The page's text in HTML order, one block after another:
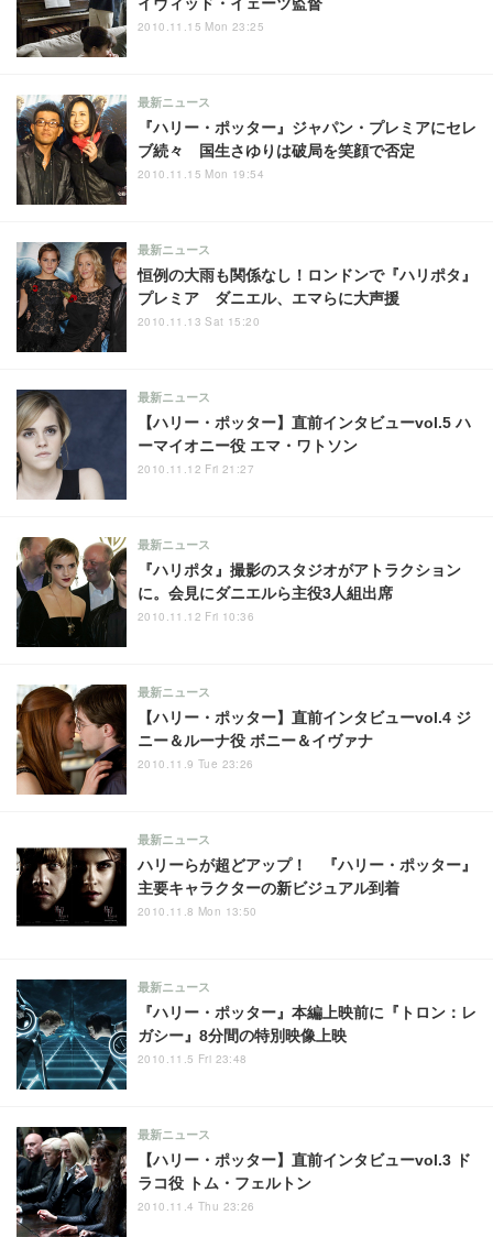
イヴィッド・イェーツ監督
2010.11.15 Mon 23:25
『ハリー・ポッター』ジャパン・プレミアにセレ
ブ続々 国生さゆりは破局を笑顔で否定
最新ニュース
2010.11.15 Mon 19:54
恒例の大雨も関係なし！ロンドンで『ハリポタ』
プレミア ダニエル、エマらに大声援
最新ニュース
2010.11.13 Sat 15:20
【ハリー・ポッター】直前インタビューvol.5 ハ
ーマイオニー役 エマ・ワトソン
最新ニュース
2010.11.12 Fri 21:27
『ハリポタ』撮影のスタジオがアトラクション
に。会見にダニエルら主役3人組出席
最新ニュース
2010.11.12 Fri 10:36
【ハリー・ポッター】直前インタビューvol.4 ジ
ニー＆ルーナ役 ボニー＆イヴァナ
最新ニュース
2010.11.9 Tue 23:26
ハリーらが超どアップ！ 『ハリー・ポッター』
主要キャラクターの新ビジュアル到着
最新ニュース
2010.11.8 Mon 13:50
『ハリー・ポッター』本編上映前に『トロン：レ
ガシー』8分間の特別映像上映
最新ニュース
2010.11.5 Fri 23:48
【ハリー・ポッター】直前インタビューvol.3 ド
ラコ役 トム・フェルトン
最新ニュース
2010.11.4 Thu 23:26